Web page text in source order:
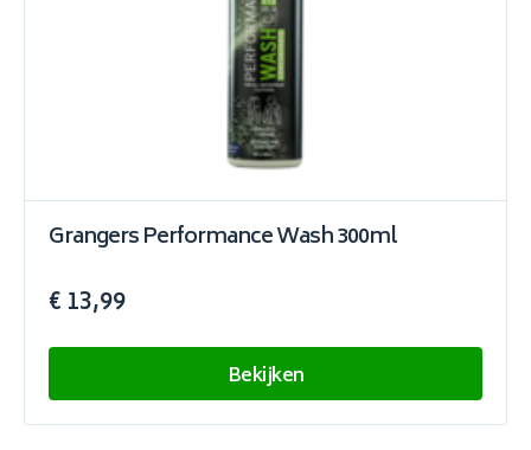
Grangers Performance Wash 300ml
€ 13,99
Bekijken